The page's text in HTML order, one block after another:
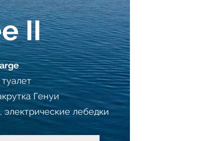
II
Генуи
лебедки